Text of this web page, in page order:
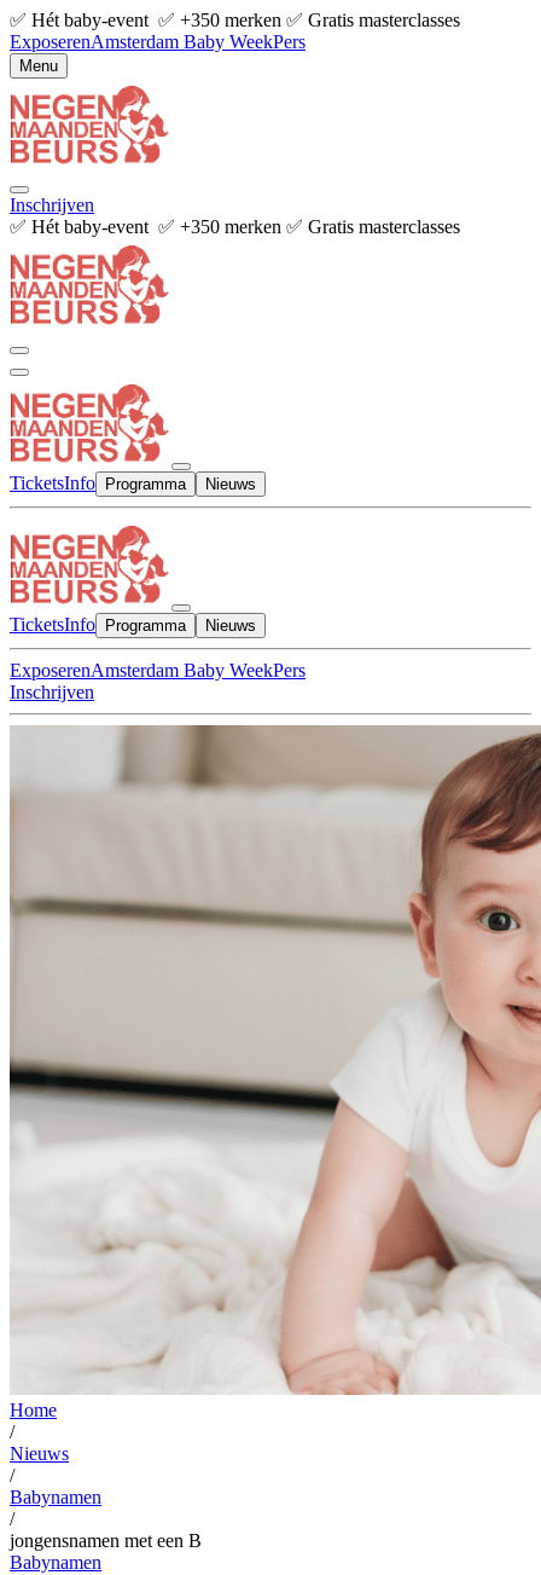
✅ Hét baby-event ✅ +350 merken ✅ Gratis masterclasses
ExposerenAmsterdam Baby WeekPers
Menu
Inschrijven
✅ Hét baby-event ✅ +350 merken ✅ Gratis masterclasses
TicketsInfo Programma Nieuws
TicketsInfo Programma Nieuws
ExposerenAmsterdam Baby WeekPers
Inschrijven
Home
/
Nieuws
/
Babynamen
/
jongensnamen met een B
Babynamen